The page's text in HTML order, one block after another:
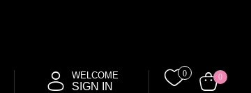
WELCOME
SIGN IN
0 0